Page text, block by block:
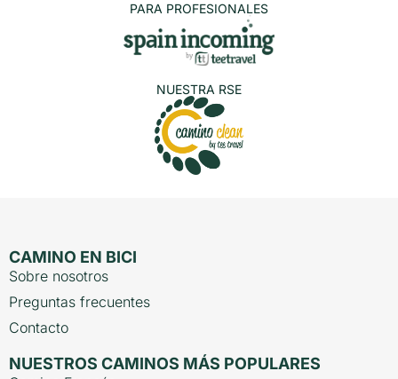
PARA PROFESIONALES
NUESTRA RSE
CAMINO EN BICI
Sobre nosotros
Preguntas frecuentes
Contacto
NUESTROS CAMINOS MÁS POPULARES